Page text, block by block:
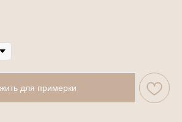
для примерки